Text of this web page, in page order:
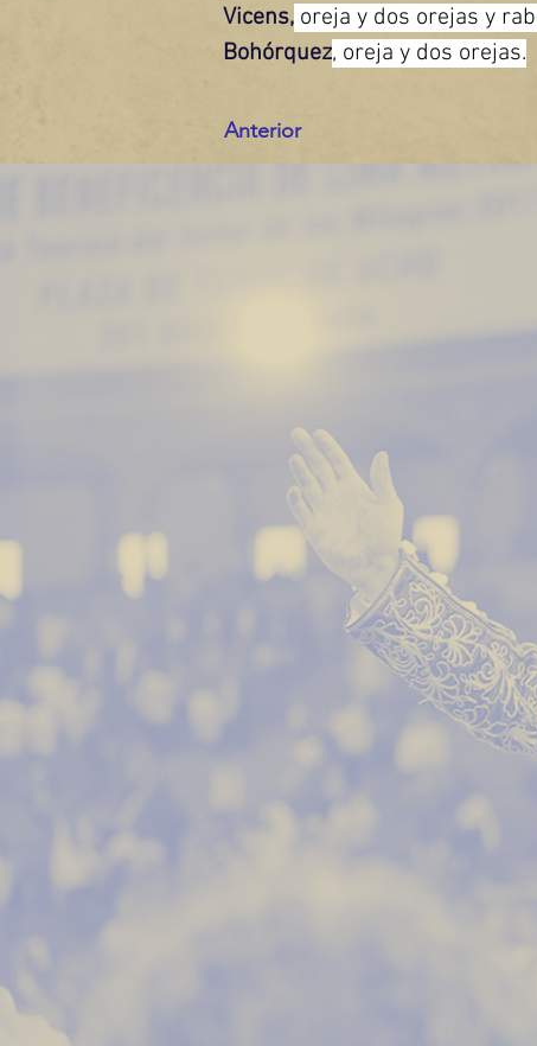
Vicens, oreja y dos orejas y
Bohórquez, oreja y dos orejas.
Anterior